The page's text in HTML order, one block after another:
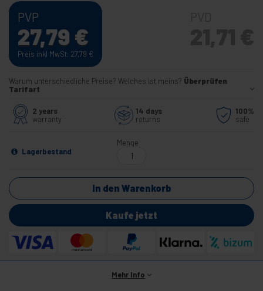
PVP
27,79 €
Preis inkl MwSt: 27,79 €
Warum unterschiedliche Preise? Welches ist meins? Überprüfen
Tarifart
2 years
warranty
14 days
returns
100%
safe
Lagerbestand
Menge
In den Warenkorb
Kaufe jetzt
Mehr Info